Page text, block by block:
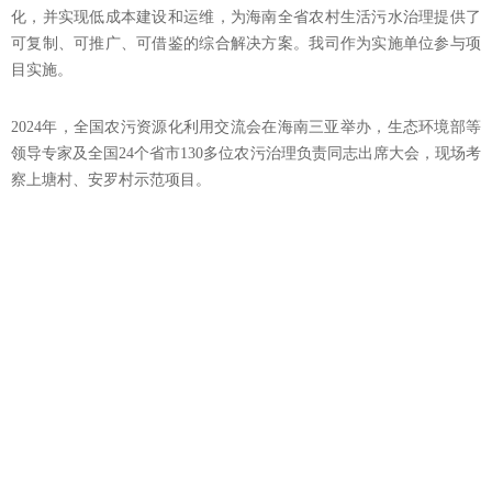
化，并实现低成本建设和运维， 为海南全省农村生活污水治理提供了
可复制、可推广、可借鉴的综合解决方案。我司作为实施单位参与项
目实施。
2024年，全国农污资源化利用交流会在海南三亚举办，生态环境部等
领导专家及全国24个省市130多位农污治理负责同志出席大会，现场考
察上塘村、安罗村示范项目。